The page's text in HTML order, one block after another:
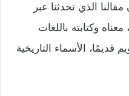
الذي تحدثنا عبر
وكتابته باللغات
قديمًا، الأسماء التاريخية